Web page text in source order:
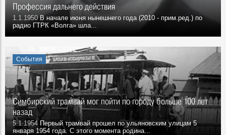
Профессия дальнего действия
1.1.1950В начале июня нынешнего года (2010 - прим.ред.) по
радио ГТРК «Волга» шла...
События
Симбирский трамвай мог пойти по городу больше 100 лет
назад
5.1.1954 Первый трамвай прошел по ульяновским улицам 5
января 1954 года. С этого момента родина...